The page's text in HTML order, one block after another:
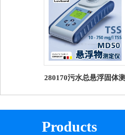
280170污水总悬浮固体测
Products